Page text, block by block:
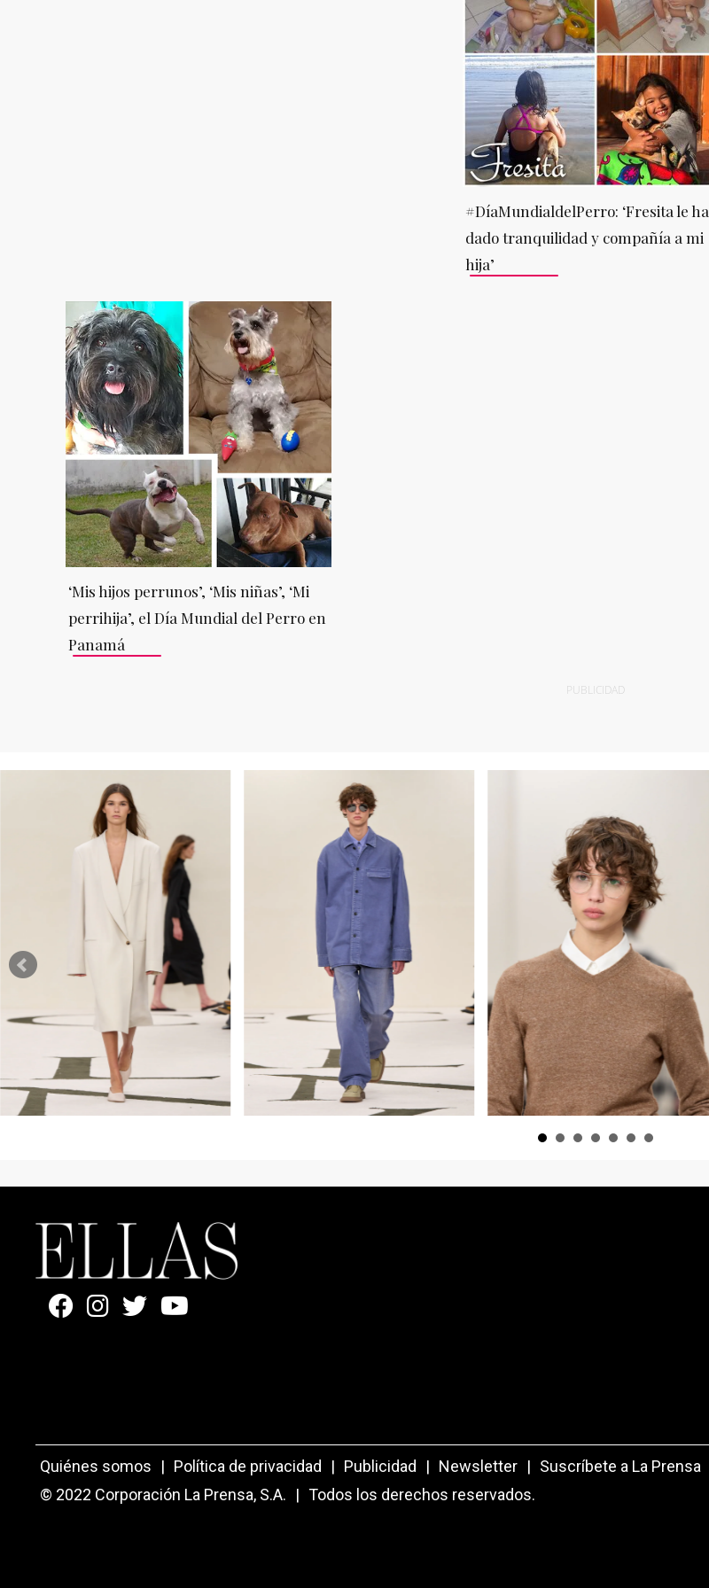
#DíaMundialdelPerro: ‘Fresita le ha
dado tranquilidad y compañía a mi
hija’
‘Mis hijos perrunos’, ‘Mis niñas’, ‘Mi
perrihija’, el Día Mundial del Perro en
Panamá
PUBLICIDAD
Quiénes somos | Política de privacidad | Publicidad | Newsletter | Suscríbete a La Prensa
© 2022 Corporación La Prensa, S.A.
| Todos los derechos reservados.